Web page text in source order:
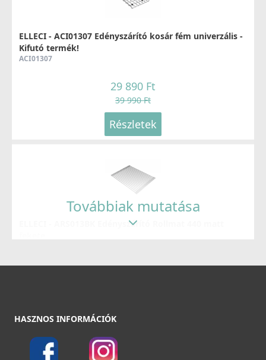
89 990 Ft
Részletek
ELLECI - Csaptelep Club matt fekete - Kifutó termék!
99 890 Ft
139 990 Ft
Részletek
ELLECI - Csaptelep Eclipse - Fekete
MOKECLBK
219 990 Ft
ELLECI - ACI01307 Edényszárító kosár fém univerzális -
Kifutó termék!
ACI01307
29 890 Ft
39 990 Ft
Részletek
ELLECI - ARS013BK Edényszárító Rollmat 440 matt
Továbbiak mutatása
HASZNOS INFORMÁCIÓK